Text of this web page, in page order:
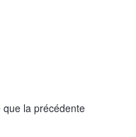
la précédente